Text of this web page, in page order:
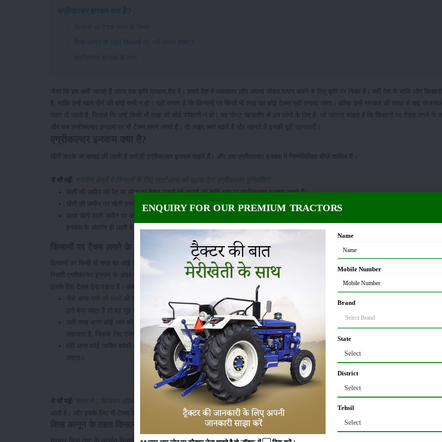
एग्रीकल्चर इनकम क्या है?
किसानों पर टैक्स लगने के नियम
किस कानून के तहत किसानों पर नहीं लगता टैक्स?
एग्रीकल्चर इनकम के लाभ
जैसा कि हम सभी जानते हैं भारत एक कृषि प्रधान देश है। हमारे देश में ज्यादातर लोग अपना जीवन यापन करने के लिए कृषि पर निर्भर हैं। वहीं देश के बाकि लोग किसानों
हैं, ताकि उन्हें खाने पीने की कोई कमी न हो। यही कारण है कि किसानों पर किसी भी तरह का कोई टैक्स नहीं लगाया जाता। बल्कि उन्हें सरकार की तरफ से कई
राहत दी जाती है, जिससे कि उन्हें किसी भी तरह की कोई परेशानी न हो। यह पोस्ट खासतौर से उन लोगों के लिए है, जो जानना चाहते हैं कि किसानों पर टैक्स लगने के
और कब एग्रीकल्चर इनकम पर भी टैक्स लगने लगते हैं। तो आइए आगे बढ़ते हैं और जानते हैं इसकी पूरी जानकारी।
खेती करके जो कमाई की जाती है उसे ही एग्रीकल्चर इनकम कहते हैं। और उस एग्रीकल्चर इनकम में निम्नलिखित चीज़ें शामिल हैं -
ये भी पढ़ें: ग्रामीण क्षेत्रों में किसानों के लिए स्टार्टअप्स को बढ़ावा देगी एग्रीकल्चर यूनिवर्सिटी
खेती की ज़मीन को रेंट या लीज़ पर देकर उससे हुई कमाई को कृषि आय या एग्रीकल्चर इनकम कहते हैं।
खेती की ज़मीन पर खेती करके जो फ़सल उगाई जाती है, उसे वैसे ही बाज़ार में बेचकर की गई कमाई एग्रीकल्चर इनकम कहलाती है।
अगर खेती वाली ज़मीन पर कोई किसान घर बनाकर रहता है और उस ज़मीन को स्टोर रूम या आउट हाउस की तरह यूज़ करता है तो उस ज़मीन से हुई इनकम भी
इनकम के अंतर्गत ही आती है।
किसानों पर किसी भी तरह का कोई टैक्स नहीं लगता, चाहे उस किसान की कमाई लाखों में ही क्यों न हो। लेकिन कुछ स्थिति में किसानों को भी टैक्स चुकाना पड़ता है,
स्थिती एग्रीकल्चर इनकम के अंदर नहीं आती। जैसे अगर किसी कृषि उत्पाद से प्रोसेस्ड फ़ूड तैयार होते हैं तो उस प्रोसेस्ड फ़ूड से हुई कमाई एग्रीकल्चर इनकम नहीं
उसके लिए टैक्स देना पड़ता है। अब आप सोच रहे होगे कि प्रोसेस्ड फ़ूड क्या है? तो मैं आपको बता दूं कि प्रोसेस्ड फ़ूड निम्नलिखित होते हैं -
जैसे अगर गन्ने की खेती
की जाती है तो वह गन्ना अगर बाज़ार में गन्ने के रूप में बेचा जाता है तो उसे Agriculture Income कहते हैं। लेकिन अगर उसी गन्ने का
उसे बेचा जाता है तो वह गुड़ प्रोसेस्ड फ़ूड होता है। और उसके लिए किसानों को टैक्स देना पड़ता है।
उसी तरह अगर कोई रबर की खेती करता है और उसको सीधे बेचता है तो उसपर टैक्स नहीं लगता। लेकिन यदि उसी रबर का टायर बनाकर बेचता है तो वह
कहलाता है, जिसके लिए टैक्स देना पड़ेगा।
वहीं अगर कोई व्यक्ति कॉफी की खेती करता है और उस कॉफी को बाज़ार में बेचता है तो उसपर Tax नहीं देना होगा। लेकिन उसी कॉफी की पैकेजिंग करने पर वह
जाएगा।
ये भी पढ़ें: भारत में 2 बिलियन डॉलर इन्वेस्ट करेगा UAE, जानिये इंटीग्रेटेड फूड पार्क के बारे में
आती है। और इसके लिए भी टैक्स देना पड़ता है।
किस कानून के तहत किसानों पर नहीं लगता टैक्स?
ENQUIRY FOR OUR PREMIUM TRACTORS
Name
Mobile Number
Brand
State
Select
District
Select
Tehsil
Select